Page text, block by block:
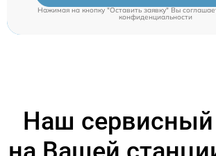
Нажимая на кнопку "Оставить заявку" Вы
конфиденциальности
Наш сервисный